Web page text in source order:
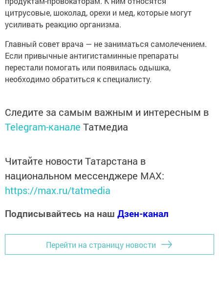
цитрусовые, шоколад, орехи и мед, которые могут
усиливать реакцию организма.
Главный совет врача — не заниматься самолечением.
Если привычные антигистаминные препараты
перестали помогать или появилась одышка,
необходимо обратиться к специалисту.
Следите за самым важным и интересным в
Telegram-канале Татмедиа
Читайте новости Татарстана в
национальном мессенджере MАХ:
https://max.ru/tatmedia
Подписывайтесь на наш Дзен-канал
Перейти на страницу новости